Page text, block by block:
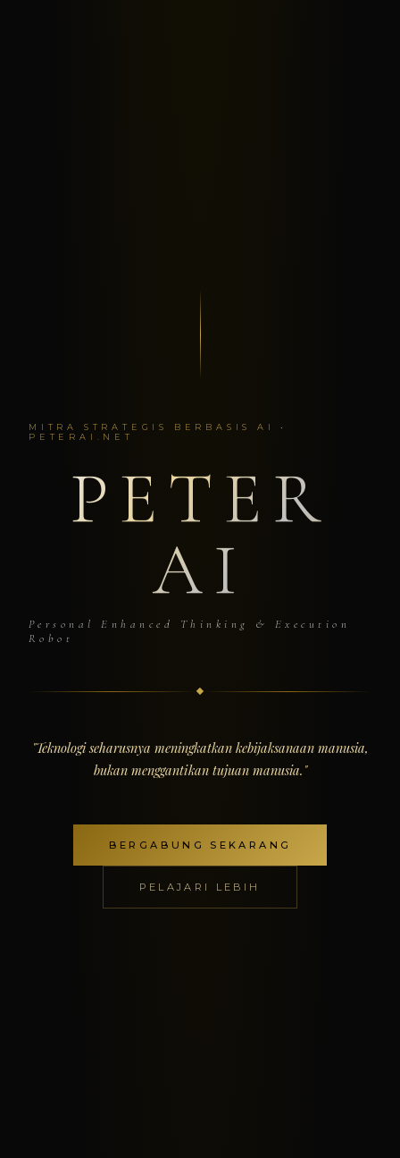
MITRA STRATEGIS BERBASIS AI •
PETERAI.NET
PETER
AI
Personal Enhanced Thinking & Execution
Robot
"Teknologi seharusnya meningkatkan kebijaksanaan manusia,
bukan menggantikan tujuan manusia."
BERGABUNG SEKARANG
PELAJARI LEBIH